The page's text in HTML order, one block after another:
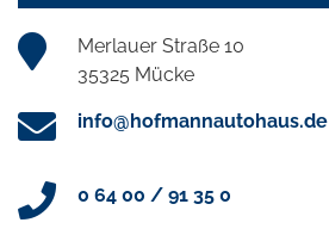
Merlauer Straße 10
35325 Mücke
info@hofmannautohaus.de
0 64 00 / 91 35 0